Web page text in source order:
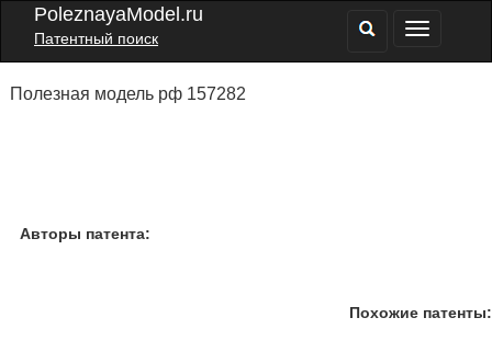
PoleznayaModel.ru
Патентный поиск
Полезная модель рф 157282
Авторы патента:
Похожие патенты: